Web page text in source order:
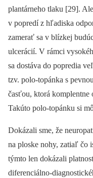
plantárneho tlaku [29].
v popredí z hľadiska
zamerať sa v blízkej
ulcerácií. V rámci
sa dostáva do popredia
tzv. polo-topánka s
časťou, ktorá komplentne
Takúto polo-topánku si
Dokázali sme, že
na ploske nohy, zatiaľ čo
týmto len dokázali
diferenciálno-